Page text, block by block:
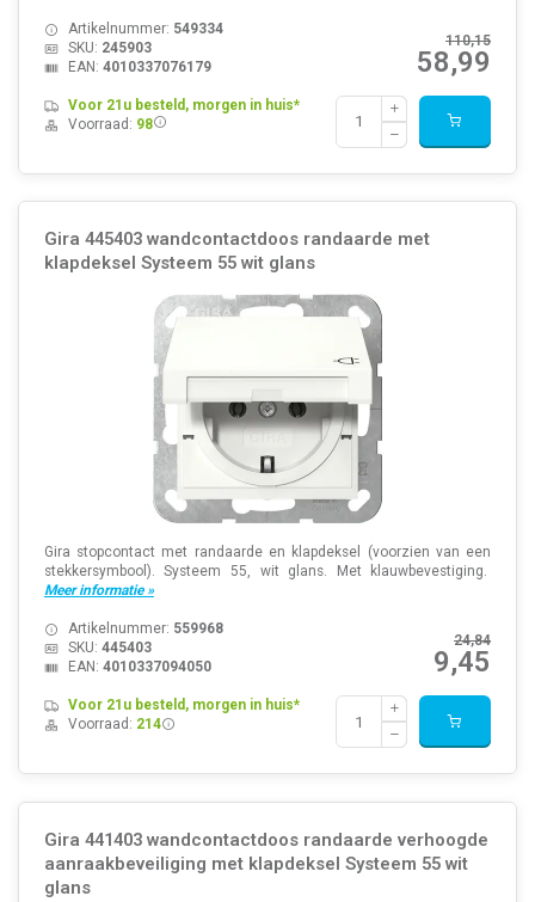
110,15
58,99
Artikelnummer: 549334
SKU: 245903
EAN: 4010337076179
Voor 21u besteld, morgen in huis*
Voorraad: 98
Gira 445403 wandcontactdoos randaarde met
klapdeksel Systeem 55 wit glans
Gira stopcontact met randaarde en klapdeksel (voorzien van een
stekkersymbool). Systeem 55, wit glans. Met klauwbevestiging.
Meer informatie »
24,84
9,45
Artikelnummer: 559968
SKU: 445403
EAN: 4010337094050
Voor 21u besteld, morgen in huis*
Voorraad: 214
Gira 441403 wandcontactdoos randaarde verhoogde
aanraakbeveiliging met klapdeksel Systeem 55 wit
glans